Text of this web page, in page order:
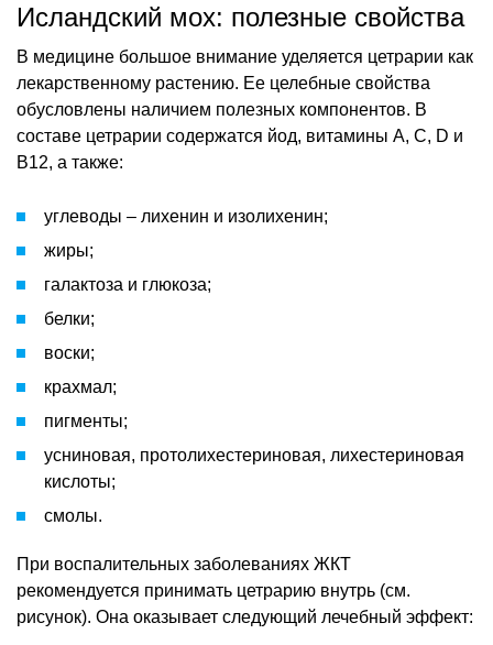
Исландский мох: полезные свойства
В медицине большое внимание уделяется цетрарии как
лекарственному растению. Ее целебные свойства
обусловлены наличием полезных компонентов. В
составе цетрарии содержатся йод, витамины A, C, D и
B12, а также:
углеводы – лихенин и изолихенин;
жиры;
галактоза и глюкоза;
белки;
воски;
крахмал;
пигменты;
усниновая, протолихестериновая, лихестериновая
кислоты;
смолы.
При воспалительных заболеваниях ЖКТ
рекомендуется принимать цетрарию внутрь (см.
рисунок). Она оказывает следующий лечебный эффект: